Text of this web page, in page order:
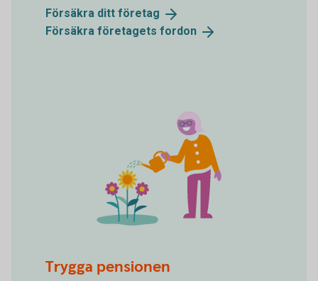
Försäkra ditt företag
Försäkra företagets fordon
Trygga pensionen